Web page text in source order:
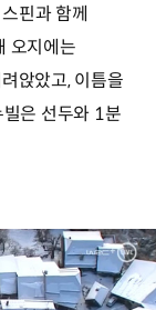
핀과 함께
오지에는
앉았고, 이틈을
은 선두와 1분